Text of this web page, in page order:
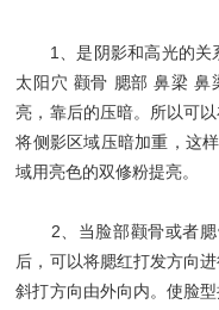
1、是阴影和高光的关
太阳穴 颧骨 腮部 鼻梁 鼻
亮，靠后的压暗。所以可
将侧影区域压暗加重，这
域用亮色的双修粉提亮。
2、当脸部颧骨或者腮
后，可以将腮红打发方向
斜打方向由外向内。使脸